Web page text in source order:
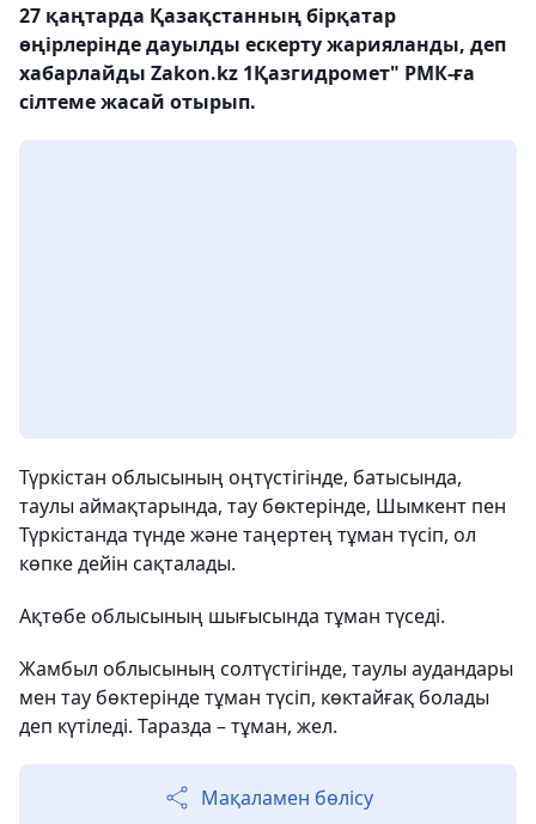
27 қаңтарда Қазақстанның бірқатар
өңірлерінде дауылды ескерту жарияланды, деп
хабарлайды Zakon.kz 1Қазгидромет" РМК-ға
сілтеме жасай отырып.
Түркістан облысының оңтүстігінде, батысында,
таулы аймақтарында, тау бөктерінде, Шымкент пен
Түркістанда түнде және таңертең тұман түсіп, ол
көпке дейін сақталады.
Ақтөбе облысының шығысында тұман түседі.
Жамбыл облысының солтүстігінде, таулы аудандары
мен тау бөктерінде тұман түсіп, көктайғақ болады
деп күтіледі. Таразда – тұман, жел.
Мақаламен бөлісу